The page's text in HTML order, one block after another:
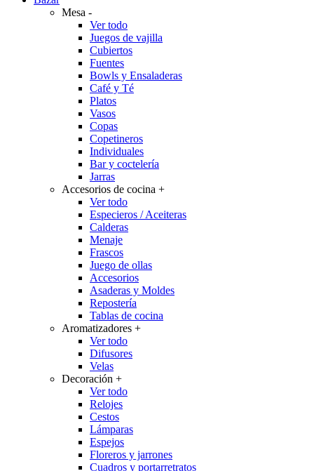
Mesa -
Ver todo
Juegos de vajilla
Cubiertos
Fuentes
Bowls y Ensaladeras
Café y Té
Platos
Vasos
Copas
Copetineros
Individuales
Bar y coctelería
Jarras
Accesorios de cocina +
Ver todo
Especieros / Aceiteras
Calderas
Menaje
Frascos
Juego de ollas
Accesorios
Asaderas y Moldes
Repostería
Tablas de cocina
Aromatizadores +
Ver todo
Difusores
Velas
Decoración +
Ver todo
Relojes
Cestos
Lámparas
Espejos
Floreros y jarrones
Cuadros y portarretratos